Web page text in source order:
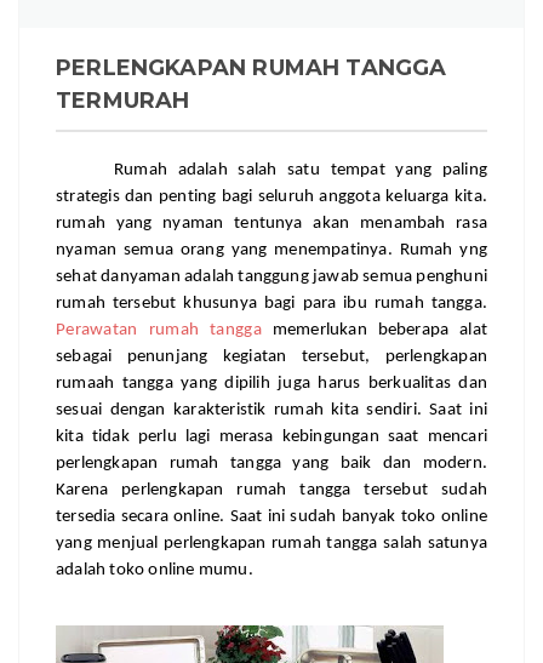
PERLENGKAPAN RUMAH TANGGA
TERMURAH
Rumah adalah salah satu tempat yang paling
strategis dan penting bagi seluruh anggota keluarga kita.
rumah yang nyaman tentunya akan menambah rasa
nyaman semua orang yang menempatinya. Rumah yng
sehat danyaman adalah tanggung jawab semua penghuni
Perawatan rumah tangga memerlukan beberapa alat
sebagai penunjang kegiatan tersebut, perlengkapan
rumaah tangga yang dipilih juga harus berkualitas dan
sesuai dengan karakteristik rumah kita sendiri. Saat ini
kita tidak perlu lagi merasa kebingungan saat mencari
perlengkapan rumah tangga yang baik dan modern.
Karena perlengkapan rumah tangga tersebut sudah
tersedia secara online. Saat ini sudah banyak toko online
yang menjual perlengkapan rumah tangga salah satunya
adalah toko online mumu.